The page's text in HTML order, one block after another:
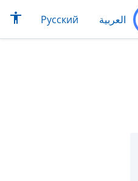
العربية Русский